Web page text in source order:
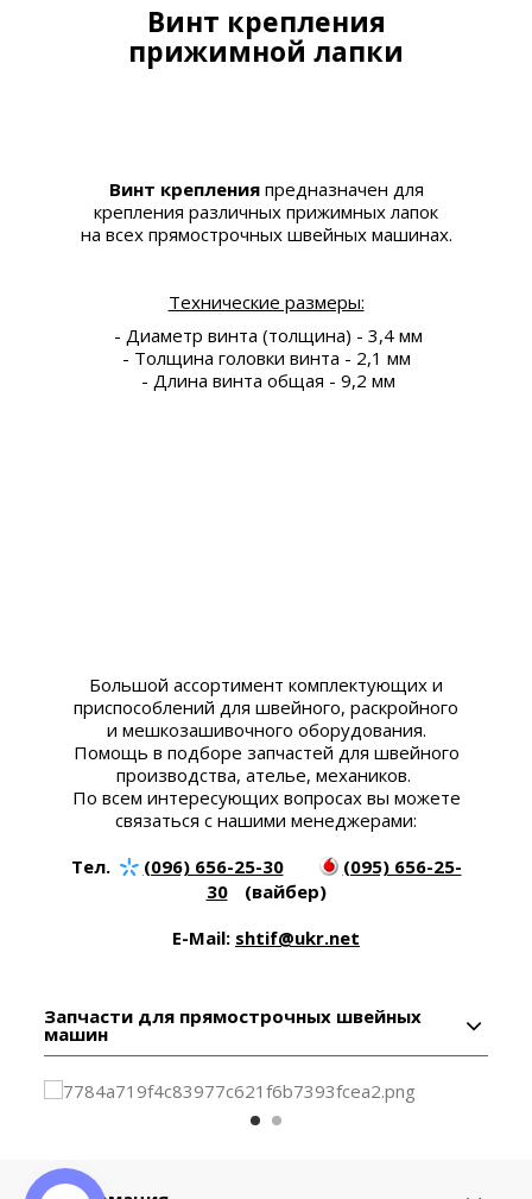
Винт крепления
прижимной лапки
Винт крепления предназначен для
крепления различных прижимных лапок
на всех прямострочных швейных машинах.
Технические размеры:
- Диаметр винта (толщина) - 3,4 мм
- Толщина головки винта - 2,1 мм
- Длина винта общая - 9,2 мм
Большой ассортимент комплектующих и
приспособлений для швейного, раскройного
и мешкозашивочного оборудования.
Помощь в подборе запчастей для швейного
производства, ателье, механиков.
По всем интересующих вопросах вы можете
связаться с нашими менеджерами:
Тел.
(096) 656-25-30
(095) 656-25-
30
(вайбер)
E-Mail: shtif@ukr.net
Запчасти для прямострочных швейных
машин